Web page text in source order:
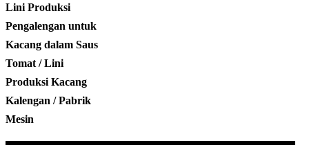
Lini Produksi
Pengalengan untuk
Kacang dalam Saus
Tomat / Lini
Produksi Kacang
Kalengan / Pabrik
Mesin